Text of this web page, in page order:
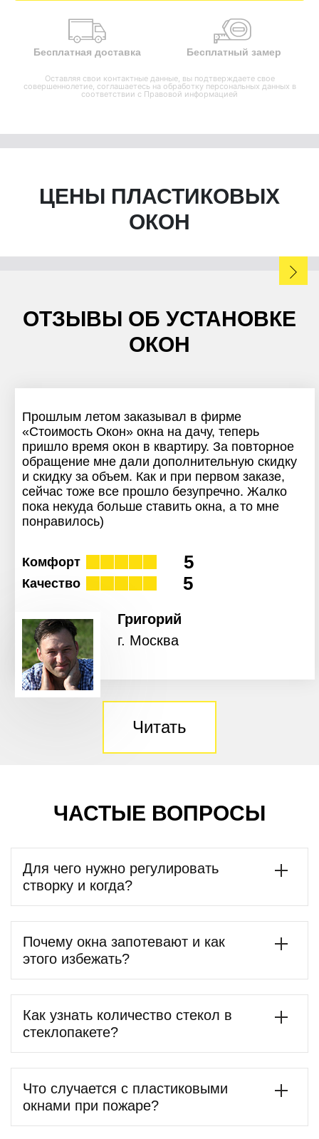
Бесплатная доставка Бесплатный замер
Оставляя свои контактные данные, вы подтверждаете свое
совершеннолетие, соглашаетесь на обработку персональных данных в
соответствии с Правовой информацией
ЦЕНЫ ПЛАСТИКОВЫХ
ОКОН
ОТЗЫВЫ ОБ УСТАНОВКЕ
ОКОН
Прошлым летом заказывал в фирме
«Стоимость Окон» окна на дачу, теперь
пришло время окон в квартиру. За повторное
обращение мне дали дополнительную скидку
и скидку за объем. Как и при первом заказе,
сейчас тоже все прошло безупречно. Жалко
пока некуда больше ставить окна, а то мне
понравилось)
Комфорт 5
Качество 5
Григорий
г. Москва
Читать
ЧАСТЫЕ ВОПРОСЫ
Для чего нужно регулировать
створку и когда?
Почему окна запотевают и как
этого избежать?
Как узнать количество стекол в
стеклопакете?
Что случается с пластиковыми
окнами при пожаре?